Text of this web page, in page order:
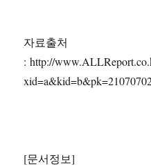
자료출처
: http://
[문서정보]